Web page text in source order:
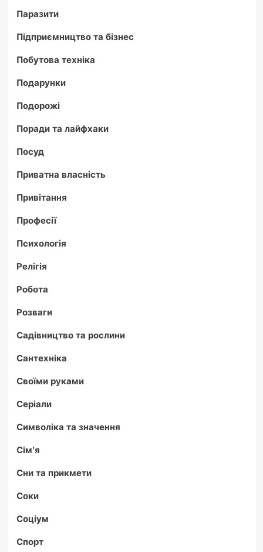
Паразити
Підприємництво та бізнес
Побутова техніка
Подарунки
Подорожі
Поради та лайфхаки
Посуд
Приватна власність
Привітання
Професії
Психологія
Релігія
Робота
Розваги
Садівництво та рослини
Сантехніка
Своїми руками
Серіали
Символіка та значення
Сім'я
Сни та прикмети
Соки
Соціум
Спорт